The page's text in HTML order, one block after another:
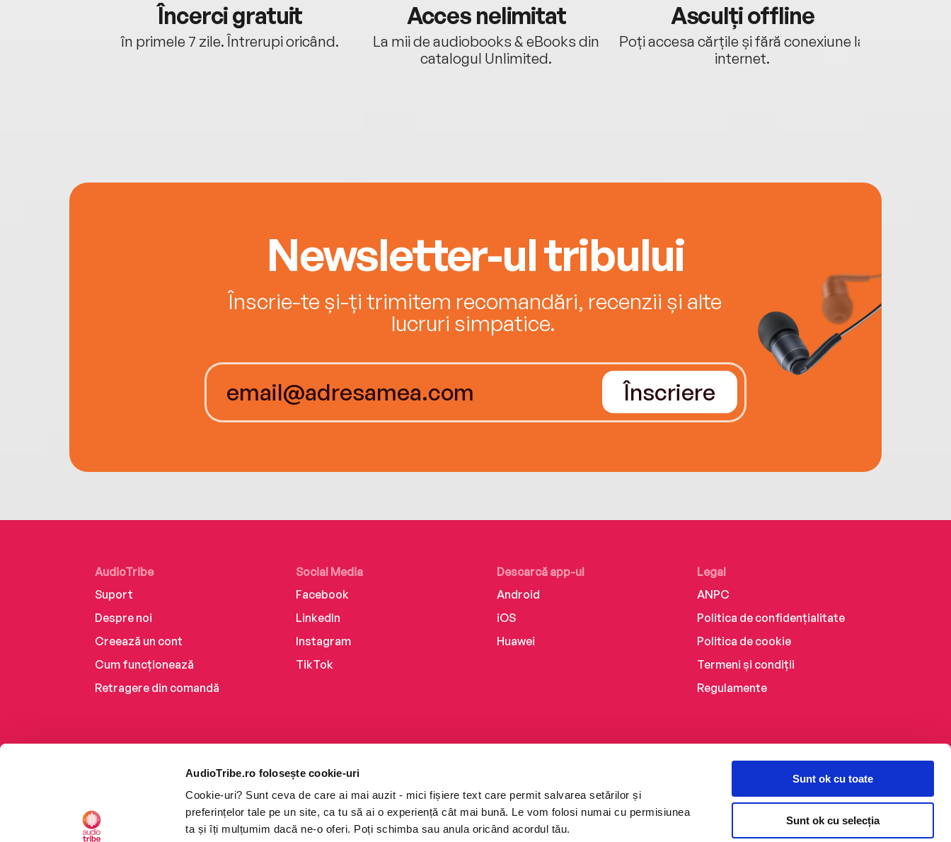
AudioTribe.ro folosește cookie-uri
Cookie-uri? Sunt ceva de care ai mai auzit - mici fișiere text care permit salvarea setărilor și
preferințelor tale pe un site, ca tu să ai o experiență cât mai bună. Le vom folosi numai cu permisiunea
ta și îți mulțumim dacă ne-o oferi. Poți schimba sau anula oricând acordul tău.
Sunt ok cu toate
Sunt ok cu selecția
Încerci gratuit
în primele 7 zile. Întrerupi oricând.
Acces nelimitat
La mii de audiobooks & eBooks din
catalogul Unlimited.
Asculți offline
Poți accesa cărțile și fără conexiune la
internet.
Newsletter-ul tribului
Înscrie-te și-ți trimitem recomandări, recenzii și alte
lucruri simpatice.
Înscriere
AudioTribe
Suport
Despre noi
Creează un cont
Cum funcționează
Retragere din comandă
Social Media
Facebook
LinkedIn
Instagram
TikTok
Descarcă app-ul
Android
iOS
Huawei
Legal
ANPC
Politica de confidențialitate
Politica de cookie
Termeni și condiții
Regulamente